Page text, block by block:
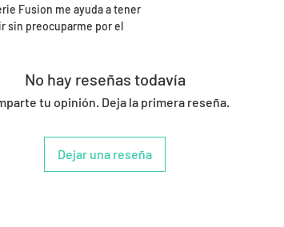
Fusion me ayuda a tener
sin preocuparme por el
No hay reseñas todavía
tu opinión. Deja la primera reseña.
Dejar una reseña